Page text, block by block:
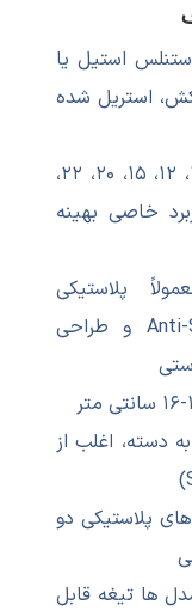
استیل یا
استریل شده
شماره ۱۰، ۱۱، ۱۲، ۱۵، ۲۰، ۲۲،
خاصی بهینه
پلاستیکی
یکبارمصرف، سبک، با سطح Anti-Slip و طراحی
دسته، اغلب از
پلاستیکی دو
ها تیغه قابل